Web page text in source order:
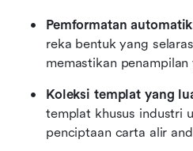
Pemformatan
reka bentuk yang
memastikan penampilan
Koleksi templat yang
templat khusus industri
penciptaan carta alir